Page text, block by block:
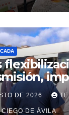
en Cuba
DE 2026
DE ÁVILA